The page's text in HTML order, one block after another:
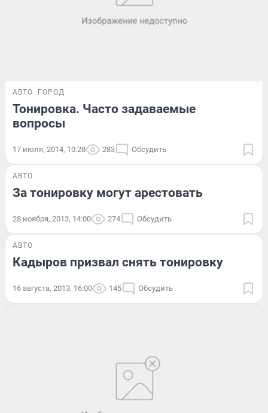
АВТО ГОРОД
Тонировка. Часто задаваемые
вопросы
17 июля, 2014, 10:28 283 Обсудить
АВТО
За тонировку могут арестовать
28 ноября, 2013, 14:00 274 Обсудить
АВТО
Кадыров призвал снять тонировку
16 августа, 2013, 16:00 145 Обсудить